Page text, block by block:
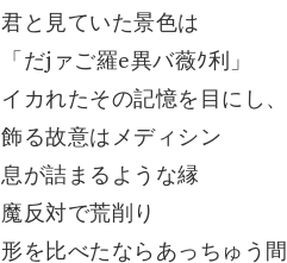
君と見ていた景色は
「だjァご羅e異バ薇ｸ利」
イカれたその記憶を目にし、
飾る故意はメディシン
息が詰まるような縁
魔反対で荒削り
形を比べたならあっちゅう間